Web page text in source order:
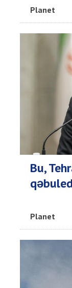
Planet
Bu,
Planet